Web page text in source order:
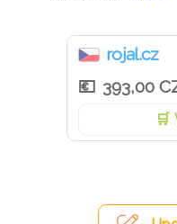
rojal.cz
393,00